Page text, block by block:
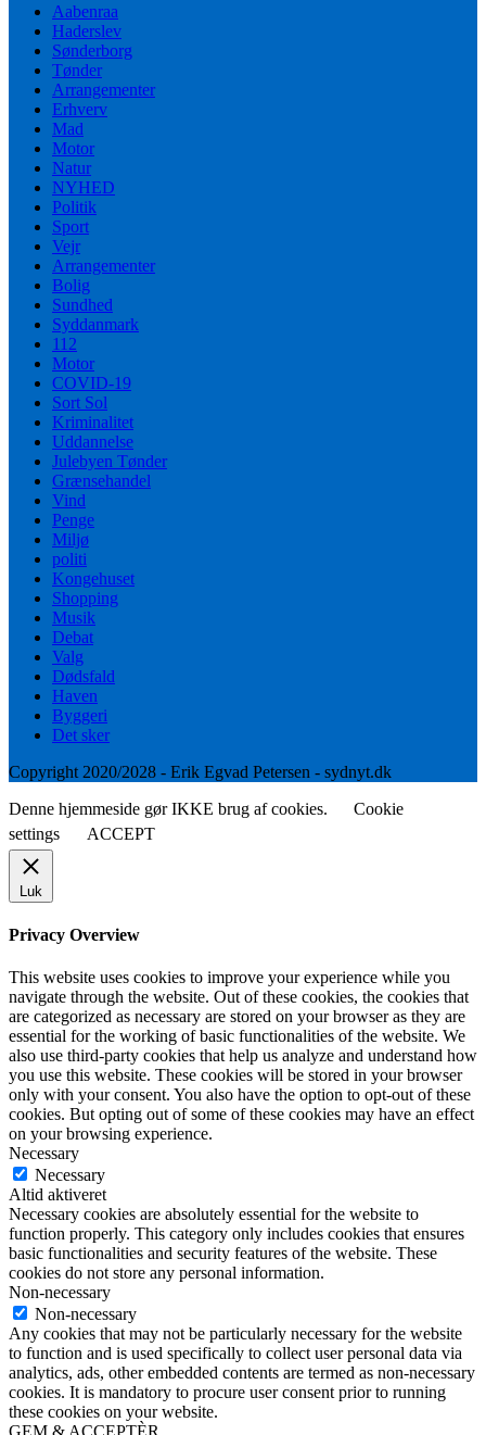
Aabenraa
Haderslev
Sønderborg
Tønder
Arrangementer
Erhverv
Mad
Motor
Natur
NYHED
Politik
Sport
Vejr
Arrangementer
Bolig
Sundhed
Syddanmark
112
Motor
COVID-19
Sort Sol
Kriminalitet
Uddannelse
Julebyen Tønder
Grænsehandel
Vind
Penge
Miljø
politi
Kongehuset
Shopping
Musik
Debat
Valg
Dødsfald
Haven
Byggeri
Det sker
Copyright 2020/2028 - Erik Egvad Petersen - sydnyt.dk
Denne hjemmeside gør IKKE brug af cookies.
Cookie
settings
ACCEPT
Luk
Privacy Overview
This website uses cookies to improve your experience while you
navigate through the website. Out of these cookies, the cookies that
are categorized as necessary are stored on your browser as they are
essential for the working of basic functionalities of the website. We
also use third-party cookies that help us analyze and understand how
you use this website. These cookies will be stored in your browser
only with your consent. You also have the option to opt-out of these
cookies. But opting out of some of these cookies may have an effect
on your browsing experience.
Necessary
Necessary
Altid aktiveret
Necessary cookies are absolutely essential for the website to
function properly. This category only includes cookies that ensures
basic functionalities and security features of the website. These
cookies do not store any personal information.
Non-necessary
Non-necessary
Any cookies that may not be particularly necessary for the website
to function and is used specifically to collect user personal data via
analytics, ads, other embedded contents are termed as non-necessary
cookies. It is mandatory to procure user consent prior to running
these cookies on your website.